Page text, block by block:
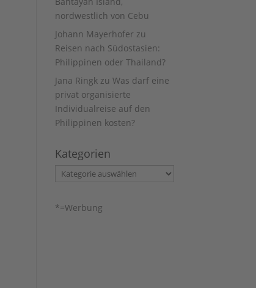
nordwestlich von Cebu
Johann Mayerhofer zu
Reisen nach Südostasien:
Philippinen oder Thailand?
Jana Ringk zuWas darf eine
privat organisierte
Individualreise auf den
Philippinen kosten?
Kategorien
Kategorien
*=Werbung